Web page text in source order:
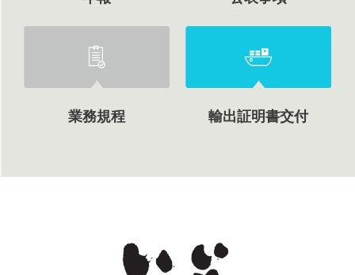
業務規程 輸出証明書交付